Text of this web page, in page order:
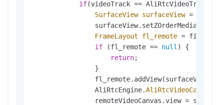
if(videoTrack ==
SurfaceView surfaceView =
FrameLayout
fl_remote =
if (fl_remote == null ) {
return;
                }
                fl_remote.addView(surfaceView,
                AliRtcEngine.
AliRtcVideoCanvas
remoteVideoCanvas.view =